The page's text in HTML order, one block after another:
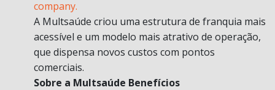
company.
A Multsaúde criou uma estrutura de franquia mais
acessível e um modelo mais atrativo de operação,
que dispensa novos custos com pontos
comerciais.
Sobre a Multsaúde Benefícios